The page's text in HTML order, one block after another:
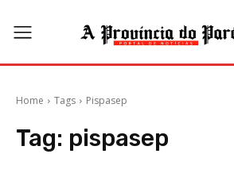
Home Tags Pispasep
Tag: pispasep